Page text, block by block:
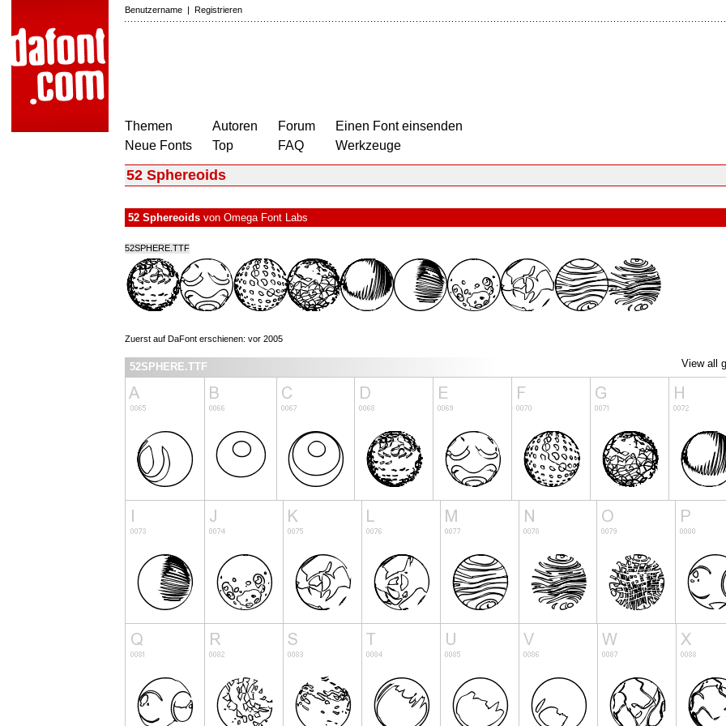
Benutzername | Registrieren
Themen
Neue Fonts
Autoren
Top
Forum
FAQ
Einen Font einsenden
Werkzeuge
52 Sphereoids
52 Sphereoids von Omega Font Labs
52SPHERE.TTF
Zuerst auf DaFont erschienen: vor 2005
View all
52SPHERE.TTF